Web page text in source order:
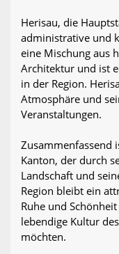
Herisau, die
administrative und
eine Mischung aus
Architektur und ist
in der Region.
Atmosphäre und
Veranstaltungen.
Zusammenfassend
Kanton, der durch
Landschaft und
Region bleibt ein
Ruhe und
lebendige Kultur
möchten.